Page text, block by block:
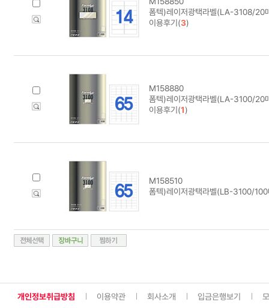
폼텍)레이저광택라벨(LA-3108/20
이용후기(3)
M158880
폼텍)레이저광택라벨(LA-3100/20
이용후기(1)
M158510
폼텍)레이저광택라벨(LB-3100/
개인정보취급방침 이용약관 회사소개 입금은행보기